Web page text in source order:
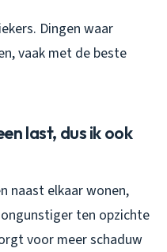
Dingen waar
vaak met de beste
last, dus ik ook
naast elkaar wonen,
ten opzichte
voor meer schaduw